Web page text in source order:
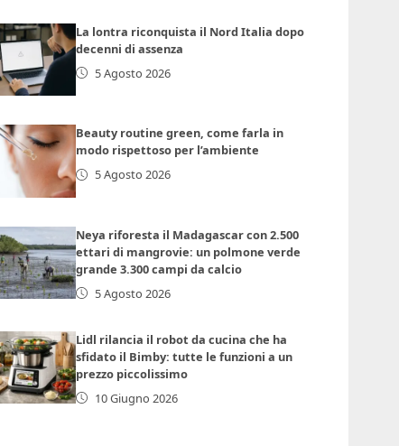
La lontra riconquista il Nord Italia dopo
decenni di assenza
5 Agosto 2026
Beauty routine green, come farla in
modo rispettoso per l’ambiente
5 Agosto 2026
Neya riforesta il Madagascar con 2.500
ettari di mangrovie: un polmone verde
grande 3.300 campi da calcio
5 Agosto 2026
Lidl rilancia il robot da cucina che ha
sfidato il Bimby: tutte le funzioni a un
prezzo piccolissimo
10 Giugno 2026